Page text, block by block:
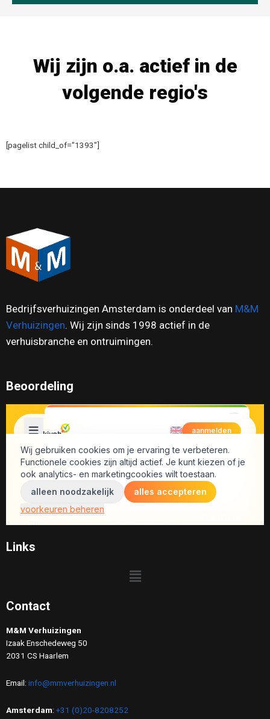
Wij zijn o.a. actief in de
volgende regio's
[pagelist child_of="1393"]
Bedrijfsverhuizingen Amsterdam is onderdeel van M&M
Verhuizingen. Wij zijn sinds 1998 actief in de
verhuisbranche en ontruimingen.
Beoordeling
Links
Contact
M&M Verhuizingen
Izaak Enschedeweg 50
2031 CS Haarlem
Email: info@mmverhuizingen.nl
Amsterdam: +31 (0)20-8208252